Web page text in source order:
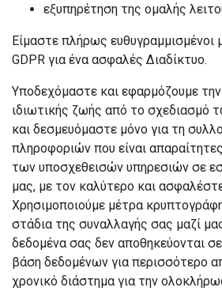
εξυπηρέτηση της ομαλής
Είμαστε πλήρως ευθυγραμμισμένοι
GDPR για ένα ασφαλές Διαδίκτυο.
Υποδεχόμαστε και εφαρμόζουμε
ιδιωτικής ζωής από το σχεδιασμό
και δεσμευόμαστε μόνο για τη
πληροφοριών που είναι
των υποσχεθεισών υπηρεσιών σε
μας, με τον καλύτερο και
Χρησιμοποιούμε μέτρα
στάδια της συναλλαγής σας μαζί
δεδομένα σας δεν αποθηκεύονται
βάση δεδομένων για περισσότερο
χρονικό διάστημα για την